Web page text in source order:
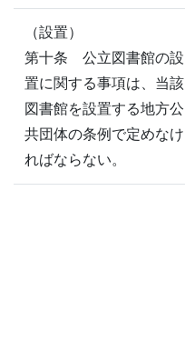
（設置）
第十条 公立図書館の設
置に関する事項は、当該
図書館を設置する地方公
共団体の条例で定めなけ
ればならない。